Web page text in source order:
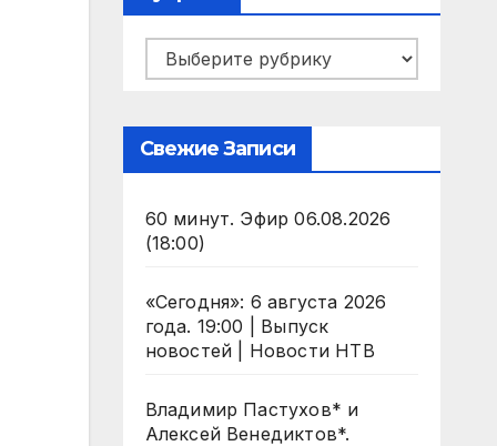
Рубрики
Свежие Записи
60 минут. Эфир 06.08.2026
(18:00)
«Сегодня»: 6 августа 2026
года. 19:00 | Выпуск
новостей | Новости НТВ
Владимир Пастухов* и
Алексей Венедиктов*.